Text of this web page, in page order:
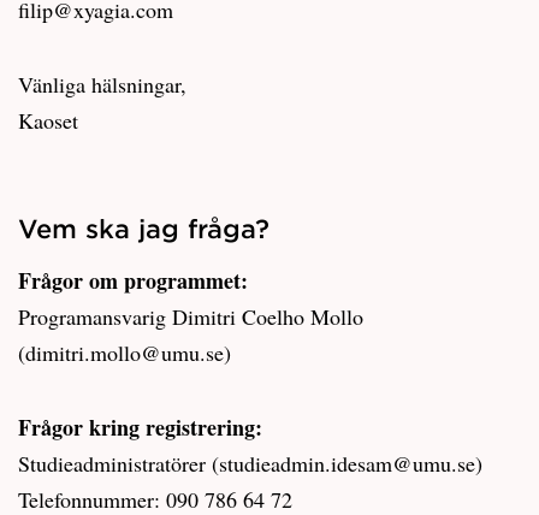
filip@xyagia.com
Vänliga hälsningar,
Kaoset
Vem ska jag fråga?
Frågor om programmet:
Programansvarig Dimitri Coelho Mollo
(dimitri.mollo@umu.se)
Frågor kring registrering:
Studieadministratörer (studieadmin.idesam@umu.se)
Telefonnummer: 090 786 64 72